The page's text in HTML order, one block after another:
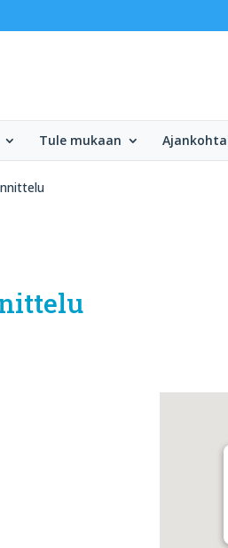
Tule mukaan